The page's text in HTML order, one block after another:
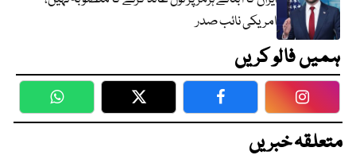
امریکی نائب صدر
ہمیں فالو کریں
WhatsApp Twitter Facebook
متعلقہ خبریں